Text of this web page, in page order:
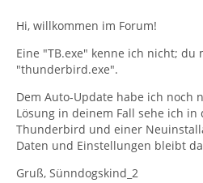
Hi, willkommen im Forum!
Eine "TB.exe" kenne ich nicht; du
"thunderbird.exe".
Dem Auto-Update habe ich noch
Lösung in deinem Fall sehe ich
Thunderbird und einer
Daten und Einstellungen bleibt
Gruß, Sünndogskind_2